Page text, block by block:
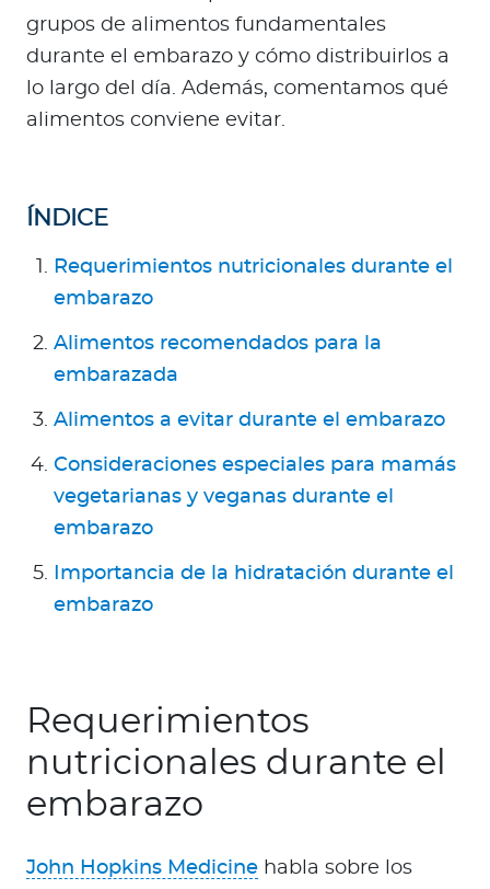
Contáctanos
grupos de alimentos fundamentales
durante el embarazo y cómo distribuirlos a
lo largo del día. Además, comentamos qué
alimentos conviene evitar.
ÍNDICE
Requerimientos nutricionales durante el
embarazo
Alimentos recomendados para la
embarazada
Alimentos a evitar durante el embarazo
Consideraciones especiales para mamás
vegetarianas y veganas durante el
embarazo
Importancia de la hidratación durante el
embarazo
Requerimientos
nutricionales durante el
embarazo
John Hopkins Medicine habla sobre los